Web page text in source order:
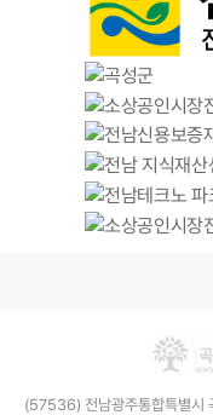
(57536) 전남광주통합특별